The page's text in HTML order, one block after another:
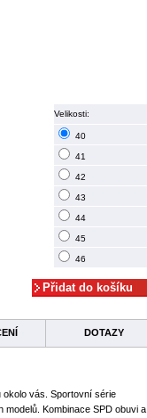
Velikosti:
40
41
42
43
44
45
46
DOTAZY
vás. Sportovní série
Kombinace SPD obuvi a